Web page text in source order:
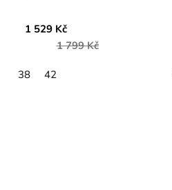
1 529 Kč
1 799 Kč
38 42